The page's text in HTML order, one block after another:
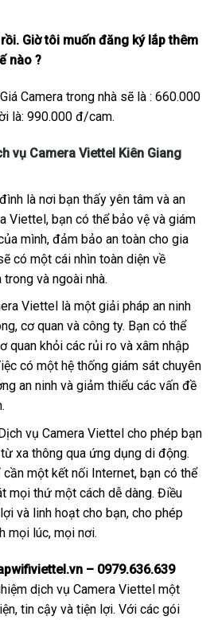
Giờ tôi muốn đăng ký lắp thêm
nào ?
Camera trong nhà sẽ là : 660.000
là: 990.000 đ/cam.
vụ Camera Viettel Kiên Giang
là nơi bạn thấy yên tâm và an
Viettel, bạn có thể bảo vệ và giám
mình, đảm bảo an toàn cho gia
có một cái nhìn toàn diện về
và ngoài nhà.
Viettel là một giải pháp an ninh
cơ quan và công ty. Bạn có thể
quan khỏi các rủi ro và xâm nhập
có một hệ thống giám sát chuyên
an ninh và giảm thiểu các vấn đề
vụ Camera Viettel cho phép bạn
xa thông qua ứng dụng di động.
cần một kết nối Internet, bạn có thể
mọi thứ một cách dễ dàng. Điều
và linh hoạt cho bạn, cho phép
mọi lúc, mọi nơi.
– 0979.636.639
dịch vụ Camera Viettel một
tin cậy và tiện lợi. Với các gói